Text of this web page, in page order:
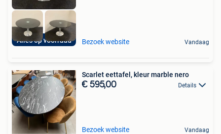
Alles op voorraad Bezoek website Vandaag
Scarlet eettafel, kleur marble nero
€ 595,00 Details
Bezoek website Vandaag